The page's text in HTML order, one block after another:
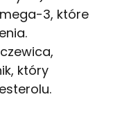
3, które
który